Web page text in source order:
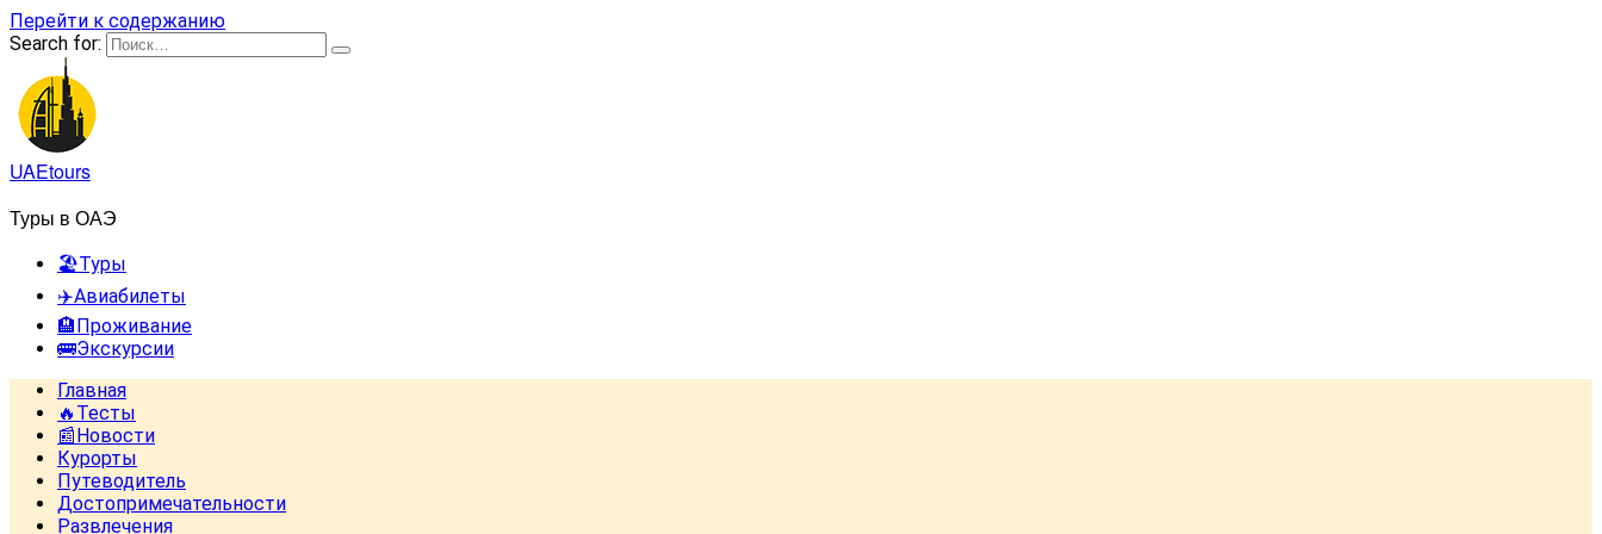
Перейти к содержанию
Search for:
UAEtours
Туры в ОАЭ
🏖️Туры
✈️Авиабилеты
🏨Проживание
🚌Экскурсии
Главная
🔥Тесты
📰Новости
Курорты
Путеводитель
Достопримечательности
Развлечения